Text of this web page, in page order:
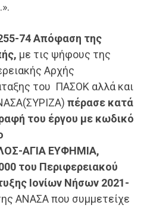
74 Απόφαση της
με τις ψήφους της
Αρχής
του ΠΑΣΟΚ αλλά και
πέρασε κατά
του έργου με κωδικό
ΑΓΙΑ ΕΥΦΗΜΙΑ,
του Περιφερειακού
Ιονίων Νήσων 2021-
ΑΝΑΣΑ που συμμετείχε